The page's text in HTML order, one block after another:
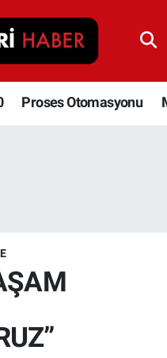
Proses Otomasyonu